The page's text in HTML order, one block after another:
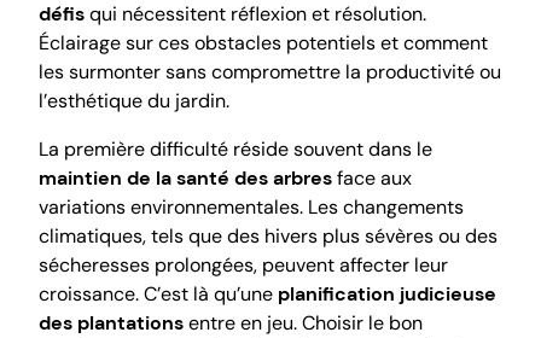
défisqui nécessitent réflexion et résolution.
Éclairage sur ces obstacles potentiels et comment
les surmonter sans compromettre la productivité ou
l’esthétique du jardin.
La première difficulté réside souvent dans le
maintien de la santé des arbresface aux
variations environnementales. Les changements
climatiques, tels que des hivers plus sévères ou des
sécheresses prolongées, peuvent affecter leur
croissance. C’est là qu’une planification judicieuse
des plantationsentre en jeu. Choisir le bon